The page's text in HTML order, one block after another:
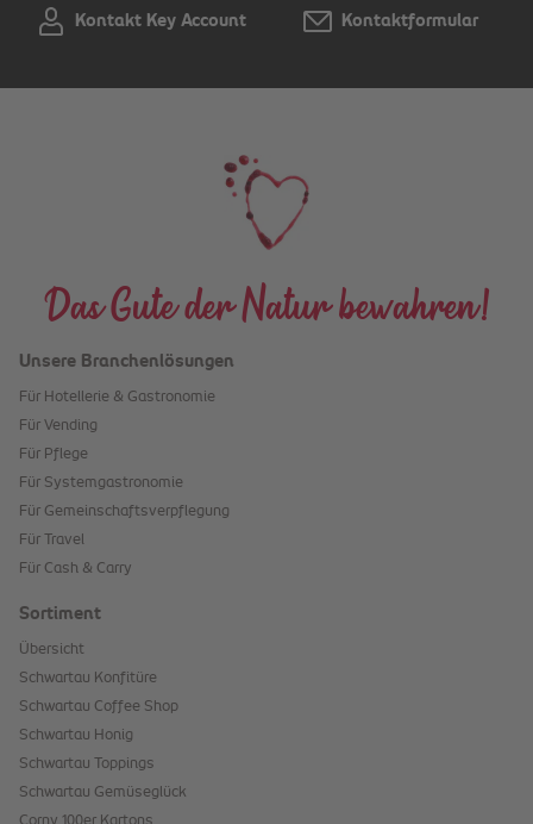
Kontakt Key Account Kontaktformular
Das Gute der Natur bewahren!
Unsere Branchenlösungen
Für Hotellerie & Gastronomie
Für Vending
Für Pflege
Für Systemgastronomie
Für Gemeinschaftsverpflegung
Für Travel
Für Cash & Carry
Sortiment
Übersicht
Schwartau Konfitüre
Schwartau Coffee Shop
Schwartau Honig
Schwartau Toppings
Schwartau Gemüseglück